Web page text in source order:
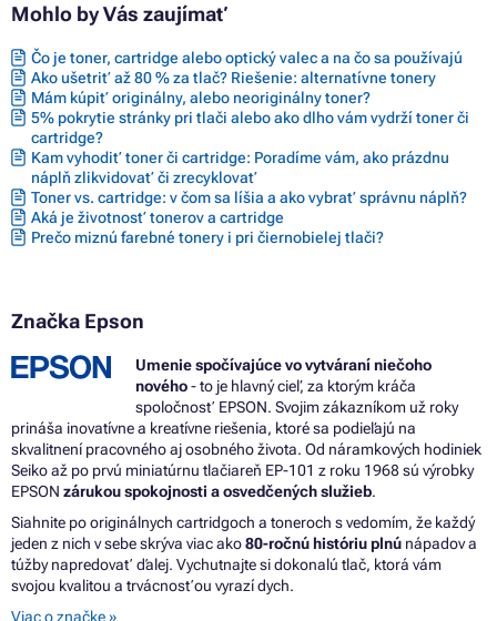
Farby EPSON ECOTANK L3251
Farby EPSON ECOTANK L3260
Farby EPSON ECOTANK L3266
Farby EPSON ECOTANK L3270
Farby EPSON ECOTANK L3271
Farby EPSON ECOTANK L3276
Farby EPSON ECOTANK L3280
Farby EPSON ECOTANK L3286
Farby EPSON ECOTANK L3500 SERIES
Farby EPSON ECOTANK L3550
Farby EPSON ECOTANK L3560
Farby EPSON ECOTANK L5296
Farby EPSON ECOTANK L5310
Farby EPSON ECOTANK L5316
Farby EPSON ECOTANK L5590
Farby EPSON L1100 SERIES
Farby EPSON L1110
Farby EPSON L1110 SERIES
Farby EPSON L1110CIS
Farby EPSON L1110MEAF
Farby EPSON L3100 SERIES
Farby EPSON L3100CIS
Farby EPSON L3100MEAF
Mohlo by Vás zaujímať
Čo je toner, cartridge alebo optický valec a na čo sa používajú
Ako ušetriť až 80 % za tlač? Riešenie: alternatívne tonery
Mám kúpiť originálny, alebo neoriginálny toner?
5% pokrytie stránky pri tlači alebo ako dlho vám vydrží toner či
cartridge?
Kam vyhodiť toner či cartridge: Poradíme vám, ako prázdnu
náplň zlikvidovať či zrecyklovať
Toner vs. cartridge: v čom sa líšia a ako vybrať správnu náplň?
Aká je životnosť tonerov a cartridge
Prečo miznú farebné tonery i pri čiernobielej tlači?
Značka Epson
Umenie spočívajúce vo vytváraní niečoho
nového- to je hlavný cieľ, za ktorým kráča
spoločnosť EPSON. Svojim zákazníkom už roky
prináša inovatívne a kreatívne riešenia, ktoré sa podieľajú na
skvalitnení pracovného aj osobného života. Od náramkových hodiniek
Seiko až po prvú miniatúrnu tlačiareň EP-101 z roku 1968 sú výrobky
EPSON zárukou spokojnosti a osvedčených služieb.
Siahnite po originálnych cartridgoch a toneroch s vedomím, že každý
jeden z nich v sebe skrýva viac ako80-ročnú históriu plnú nápadov a
túžby napredovať ďalej. Vychutnajte si dokonalú tlač, ktorá vám
svojou kvalitou a trvácnosťou vyrazí dych.
Viac o značke »